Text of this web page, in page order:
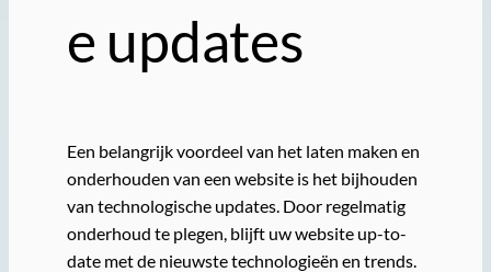
e updates
Een belangrijk voordeel van het laten maken en
onderhouden van een website is het bijhouden
van technologische updates. Door regelmatig
onderhoud te plegen, blijft uw website up-to-
date met de nieuwste technologieën en trends.